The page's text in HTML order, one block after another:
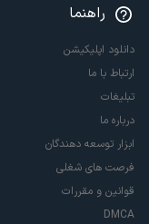
راهنما
دانلود اپلیکیشن
ارتباط با ما
تبلیغات
درباره ما
ابزار توسعه دهندگان
فرصت های شغلی
قوانین و مقررات
DMCA